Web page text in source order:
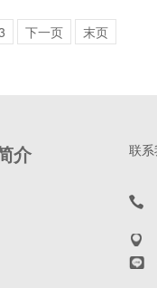
下一页 末页
介 联